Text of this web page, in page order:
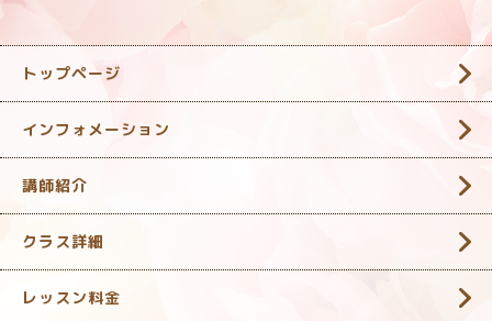
トップページ
インフォメーション
講師紹介
クラス詳細
レッスン料金